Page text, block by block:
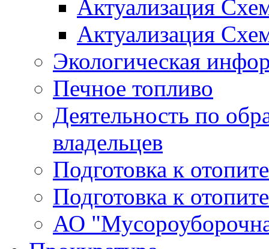
Актуализация
Актуализация
Экологическая
Печное топливо
Деятельность по
владельцев
Подготовка к
Подготовка к
АО